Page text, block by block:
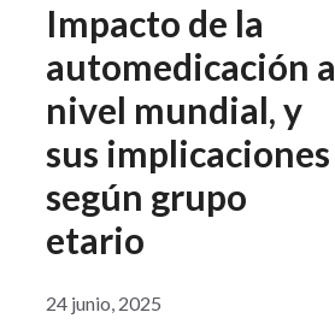
Impacto de la
automedicación a
nivel mundial, y
sus implicaciones
según grupo
etario
24 junio, 2025